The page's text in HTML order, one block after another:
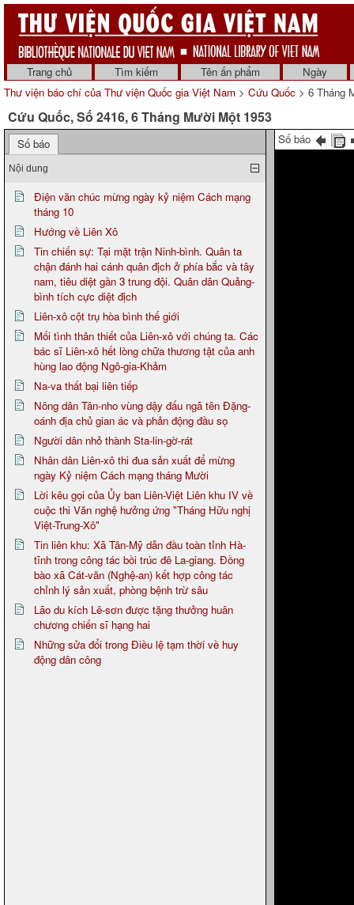
Trang chủ Tìm kiếm Tên ấn phẩm
Ngày
Thư viện báo chí của Thư viện Quốc gia Việt Nam > Cứu Quốc > 6 Tháng
Cứu Quốc, Số 2416, 6 Tháng Mười Một 1953
Số báo
Nội dung
Điện văn chúc mừng ngày kỷ niệm Cách mạng
tháng 10
Hướng về Liên Xô
Tin chiến sự: Tại mặt trận Ninh-bình. Quân ta
chận đánh hai cánh quân địch ở phía bắc và tây
nam, tiêu diệt gần 3 trung đội. Quân dân Quảng-
bình tích cực diệt địch
Liên-xô cột trụ hòa bình thế giới
Mối tình thân thiết của Liên-xô với chúng ta. Các
bác sĩ Liên-xô hết lòng chữa thương tật của anh
hùng lao động Ngô-gia-Khảm
Na-va thất bại liên tiếp
Nông dân Tân-nho vùng dậy đấu ngã tên Đặng-
oánh địa chủ gian ác và phản động đầu sọ
Người dân nhỏ thành Sta-lin-gờ-rát
Nhân dân Liên-xô thi đua sản xuất để mừng
ngày Kỷ niệm Cách mạng tháng Mười
Lời kêu gọi của Ủy ban Liên-Việt Liên khu IV về
cuộc thi Văn nghệ hưởng ứng "Tháng Hữu nghị
Việt-Trung-Xô"
Tin liên khu: Xã Tân-Mỹ dẫn đầu toàn tỉnh Hà-
tĩnh trong công tác bồi trúc đê La-giang. Đồng
bào xã Cát-văn (Nghệ-an) kết hợp công tác
chỉnh lý sản xuất, phòng bệnh trừ sâu
Lão du kích Lê-sơn được tặng thưởng huân
chương chiến sĩ hạng hai
Những sửa đổi trong Điều lệ tạm thời về huy
động dân công
Số báo